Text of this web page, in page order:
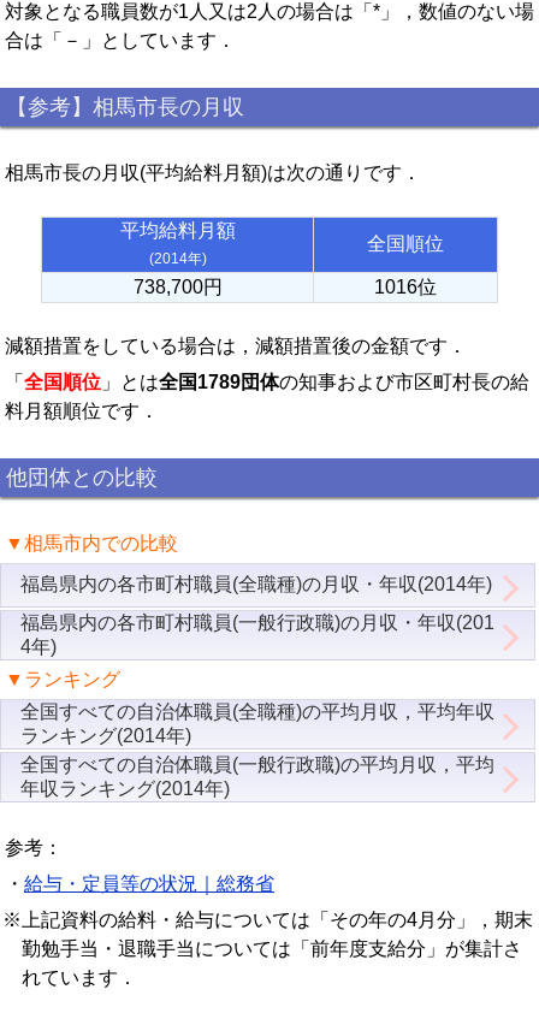
対象となる職員数が1人又は2人の場合は「*」，数値のない場
合は「－」としています．
【参考】相馬市長の月収
相馬市長の月収(平均給料月額)は次の通りです．
平均給料月額
(2014年)
全国順位
738,700円 1016位
減額措置をしている場合は，減額措置後の金額です．
「 全国順位 」とは全国1789団体の知事および市区町村長の給
料月額順位です．
他団体との比較
▼相馬市内での比較
福島県内の各市町村職員(全職種)の月収・年収(2014年)
福島県内の各市町村職員(一般行政職)の月収・年収(201
4年)
▼ランキング
全国すべての自治体職員(全職種)の平均月収，平均年収
ランキング(2014年)
全国すべての自治体職員(一般行政職)の平均月収，平均
年収ランキング(2014年)
参考：
・ 給与・定員等の状況｜総務省
※上記資料の給料・給与については「その年の4月分」，期末
勤勉手当・退職手当については「前年度支給分」が集計さ
れています．